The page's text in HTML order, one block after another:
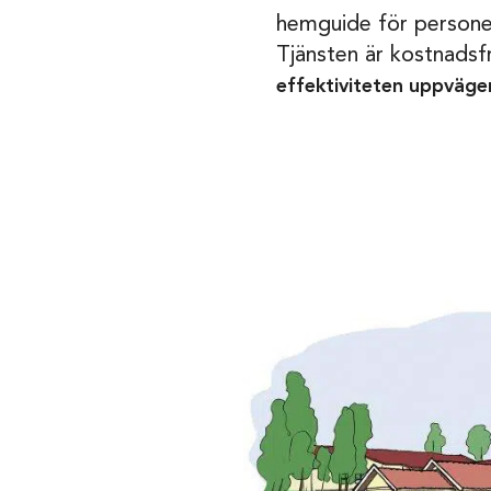
hemguide för
Tjänsten är
effektiviteten